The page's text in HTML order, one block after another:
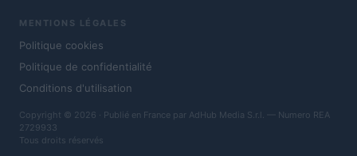
MENTIONS LÉGALES
Politique cookies
Politique de confidentialité
Conditions d'utilisation
Copyright © 2026 · Publié en France par AdHub Media S.r.l. — Numero REA
2729933
Tous droits réservés